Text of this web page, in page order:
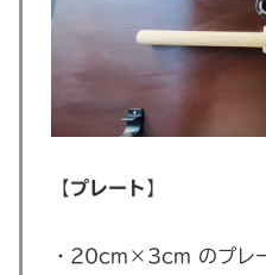
【プレート 】
・20cm×3cm のプレ